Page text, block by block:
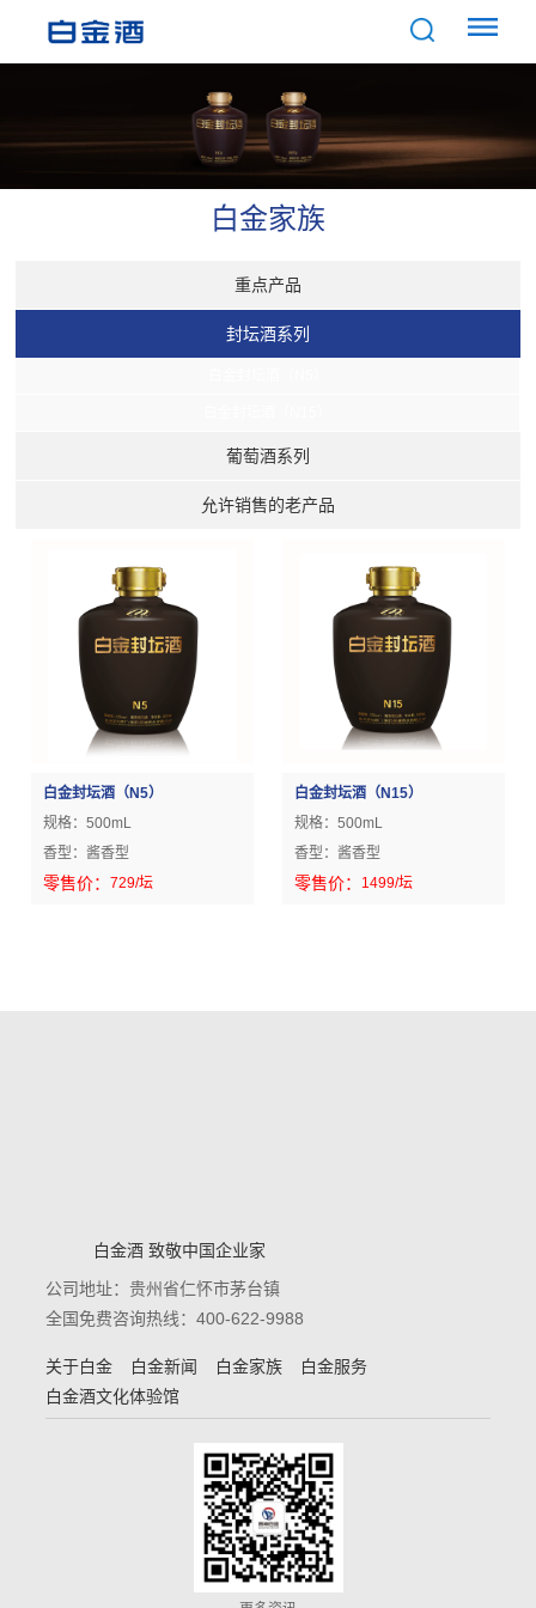
白金家族
重点产品
封坛酒系列
葡萄酒系列
允许销售的老产品
白金封坛酒（N5）
规格： 500mL
香型： 酱香型
零售价： 729/坛
白金封坛酒（N15）
规格：500mL
香型：酱香型
零售价： 1499/坛
白金酒 致敬中国企业家
公司地址：贵州省仁怀市茅台镇
全国免费咨询热线：400-622-9988
关于白金 白金新闻 白金家族
白金服务
白金酒文化体验馆